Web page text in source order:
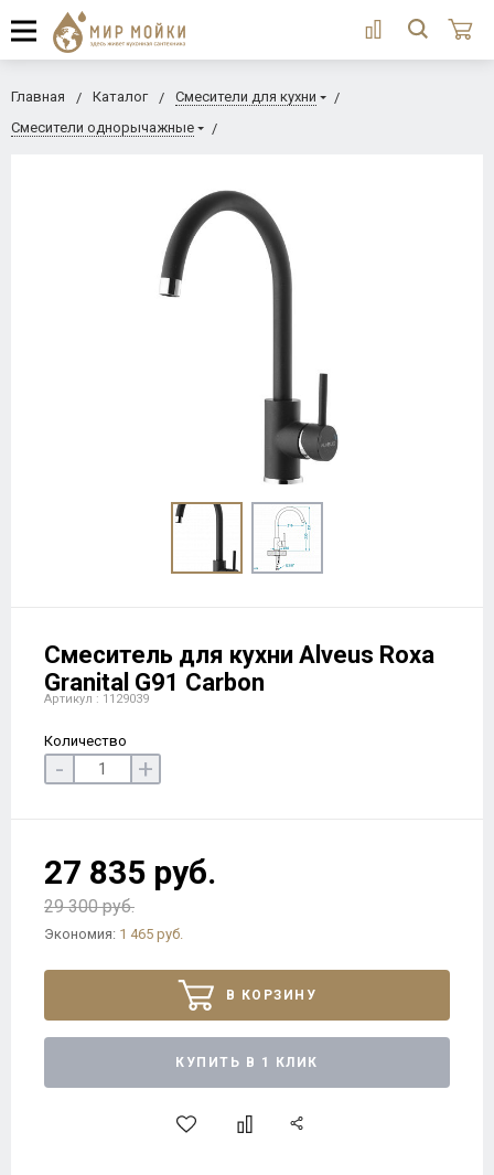
Главная Каталог
Смесители для кухни
Смесители однорычажные
Смеситель для кухни Alveus Roxa
Granital G91 Carbon
Артикул : 1129039
Количество
- +
27 835 руб.
29 300 руб.
Экономия: 1 465 руб.
В КОРЗИНУ
КУПИТЬ В 1 КЛИК